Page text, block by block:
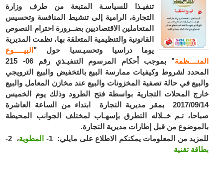
تنفيـذا للسياسـة المتبعة من طرف وزارة
التجارة، الرامية إلى تنشيط المنافسة وتحسيس
المتعاملين الاقتصاديين بضــرورة احترام النصوص
القانونية والتنظيمية المتعلقة بها، نظمت المديرية
يوما دراسيا وتحسيـسيا حول " البيـــــوع
المنــــظمة
" بموجب أحكام المرسوم التنفيـذي رقم 06- 215
المحدد لشروط وكيفيات ممارسة البيع بالتخفيض والبيع الترويجي
والبيع في حالة تصفية المخزونات والبيع عند مخازن المعامل والبيع
خارج المحلات التجارية بواسطة فتح الطرود وذلك يوم الخميس
2017/09/14 بمقر مديرية التجارة ابتداء من الساعة العاشرة
صباحا، تـم خــلاله التطرق بإسهـاب لمختلف الجوانب المحيطة
بالموضوع من قبل إطارات مديرية التجارة.
للمزيد من المعلومات يمكنكم الاطلاع على مايلي: 1-
المطوية، 2-
بطاقة تقنية